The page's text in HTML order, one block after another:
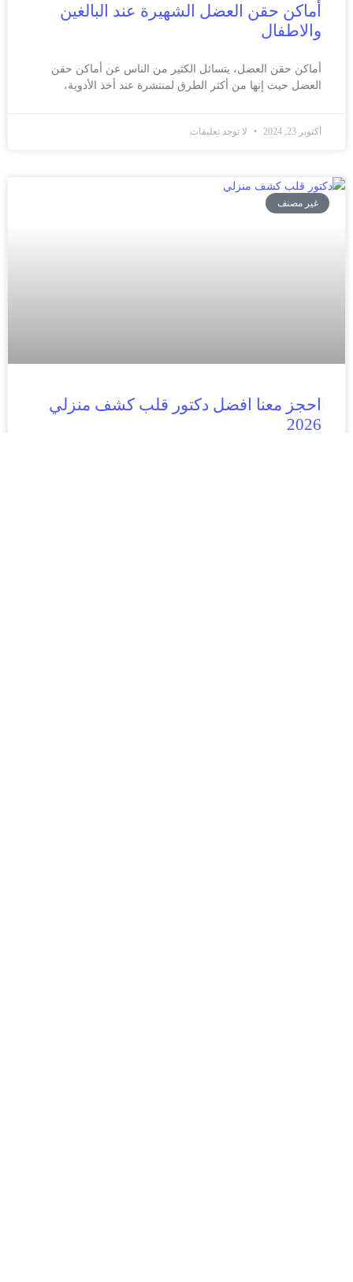
أماكن حقن العضل الشهيرة عند البالغين
والاطفال
أماكن حقن العضل، يتسائل الكثير من الناس عن أماكن حقن
العضل حيث إنها من أكثر الطرق لمنتشرة عند أخذ الأدوية،
أكتوبر 23, 2024 لا توجد تعليقات
غير مصنف
احجز معنا افضل دكتور قلب كشف منزلي
2026